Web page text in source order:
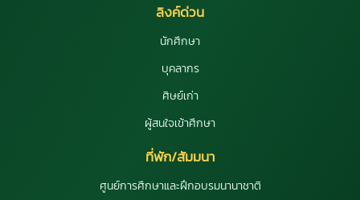
ลิงค์ด่วน
นักศึกษา
บุคลากร
ศิษย์เก่า
ผู้สนใจเข้าศึกษา
ที่พัก/สัมมนา
ศูนย์การศึกษาและฝึกอบรมนานาชาติ